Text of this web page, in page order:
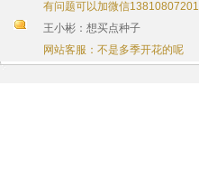
有问题可以加微信13810807201
王小彬：想买点种子
网站客服：不是多季开花的呢